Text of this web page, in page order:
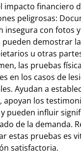
impacto financiero
peligrosas:
insegura con fotos
pueden demostrar
u otras
las pruebas
en los casos de
Ayudan a
apoyan los
pueden influir
de la demanda.
estas pruebas es
satisfactoria.